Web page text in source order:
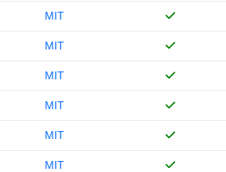
MIT
MIT
MIT
MIT
MIT
MIT